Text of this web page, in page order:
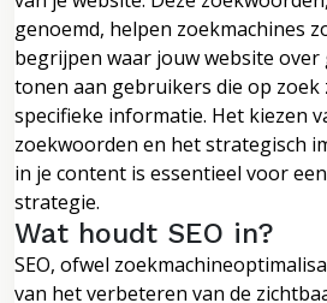
genoemd, helpen zoekmachines
begrijpen waar jouw website over
tonen aan gebruikers die op zoek
specifieke informatie. Het kiezen
zoekwoorden en het strategisch
in je content is essentieel voor een
strategie.
Wat houdt SEO in?
SEO, ofwel
van het verbeteren van de